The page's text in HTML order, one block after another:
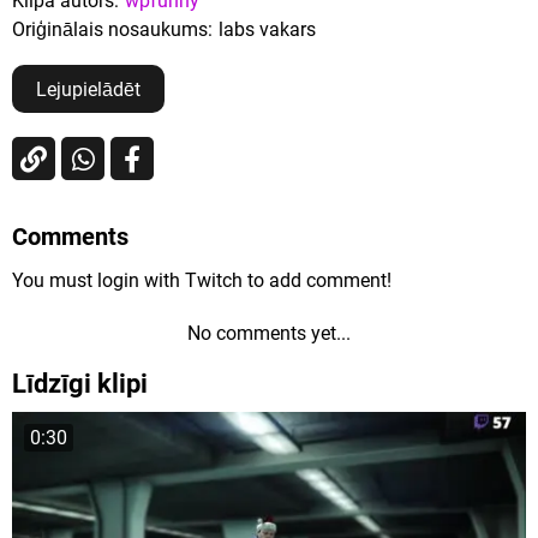
Oriģinālais nosaukums: labs vakars
Lejupielādēt
Comments
You must login with Twitch to add comment!
No comments yet...
Līdzīgi klipi
0:30